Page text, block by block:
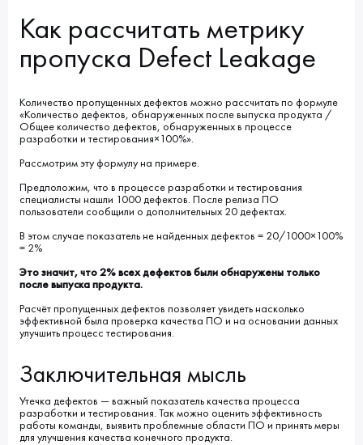
Как рассчитать метрику
пропуска Defect Leakage
Количество пропущенных дефектов можно рассчитать по формуле
«Количество дефектов, обнаруженных после выпуска продукта /
Общее количество дефектов, обнаруженных в процессе
разработки и тестирования×100%».
Рассмотрим эту формулу на примере.
Предположим, что в процессе разработки и тестирования
специалисты нашли 1000 дефектов. После релиза ПО
пользователи сообщили о дополнительных 20 дефектах.
В этом случае показатель не найденных дефектов = 20/1000×100%
= 2%
Это значит, что 2% всех дефектов были обнаружены только
после выпуска продукта.
Расчёт пропущенных дефектов позволяет увидеть насколько
эффективной была проверка качества ПО и на основании данных
улучшить процесс тестирования.
Заключительная мысль
Утечка дефектов — важный показатель качества процесса
разработки и тестирования. Так можно оценить эффективность
работы команды, выявить проблемные области ПО и принять меры
для улучшения качества конечного продукта.